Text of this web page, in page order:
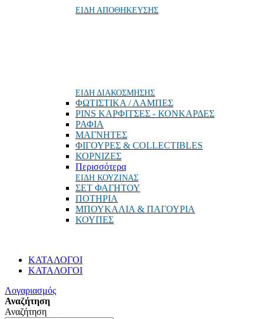
ΕΙΔΗ ΑΠΟΘΗΚΕΥΣΗΣ
ΕΙΔΗ ΔΙΑΚΟΣΜΗΣΗΣ
ΦΩΤΙΣΤΙΚΑ / ΛΑΜΠΕΣ
PINS ΚΑΡΦΙΤΣΕΣ - ΚΟΝΚΑΡΔΕΣ
ΡΑΦΙΑ
ΜΑΓΝΗΤΕΣ
ΦΙΓΟΥΡΕΣ & COLLECTIBLES
ΚΟΡΝΙΖΕΣ
Περισσότερα
ΕΙΔΗ ΚΟΥΖΙΝΑΣ
ΣΕΤ ΦΑΓΗΤΟΥ
ΠΟΤΗΡΙΑ
ΜΠΟΥΚΑΛΙΑ & ΠΑΓΟΥΡΙΑ
ΚΟΥΠΕΣ
ΚΑΤΑΛΟΓΟΙ
ΚΑΤΑΛΟΓΟΙ
Λογαριασμός
Αναζήτηση
Αναζήτηση